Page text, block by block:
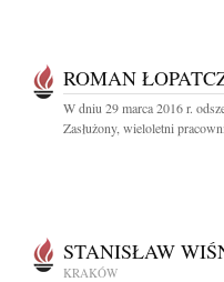
ROMAN
W dniu 29 marca 2016 r.
Zasłużony, wieloletni
STANISŁAW
KRAKÓW